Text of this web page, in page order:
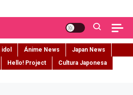
Ánime News
Japan News
Hello! Project
Cultura Japonesa